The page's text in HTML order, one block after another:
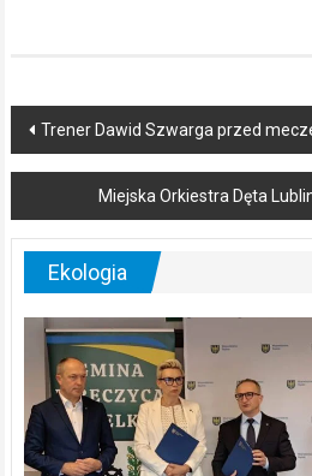
Post
navigation
Trener Dawid Szwarga przed
Miejska Orkiestra Dęta
Ekologia